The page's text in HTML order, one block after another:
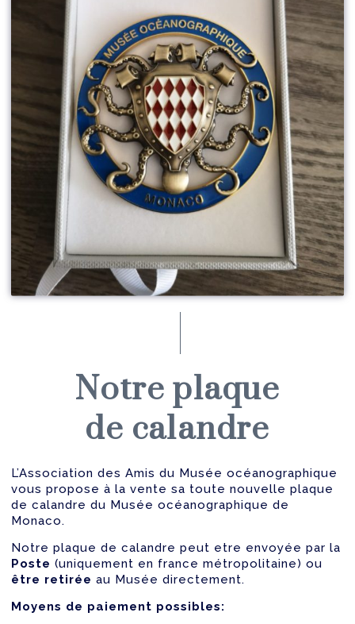
Notre plaque
de calandre
L’Association des Amis du Musée océanographique
vous propose à la vente sa toute nouvelle plaque
de calandre du Musée océanographique de
Monaco.
Notre plaque de calandre peut etre envoyée par la
Poste (uniquement en france métropolitaine) ou
être retirée au Musée directement.
Moyens de paiement possibles: